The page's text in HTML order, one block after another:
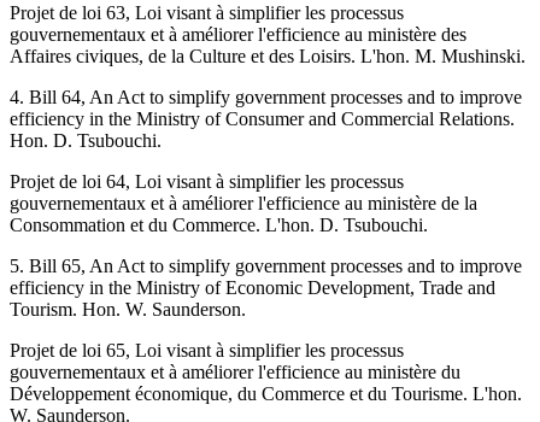
Projet de loi 63, Loi visant à simplifier les processus
gouvernementaux et à améliorer l'efficience au ministère des
Affaires civiques, de la Culture et des Loisirs. L'hon. M. Mushinski.
4. Bill 64, An Act to simplify government processes and to improve
efficiency in the Ministry of Consumer and Commercial Relations.
Hon. D. Tsubouchi.
Projet de loi 64, Loi visant à simplifier les processus
gouvernementaux et à améliorer l'efficience au ministère de la
Consommation et du Commerce. L'hon. D. Tsubouchi.
5. Bill 65, An Act to simplify government processes and to improve
efficiency in the Ministry of Economic Development, Trade and
Tourism. Hon. W. Saunderson.
Projet de loi 65, Loi visant à simplifier les processus
gouvernementaux et à améliorer l'efficience au ministère du
Développement économique, du Commerce et du Tourisme. L'hon.
W. Saunderson.